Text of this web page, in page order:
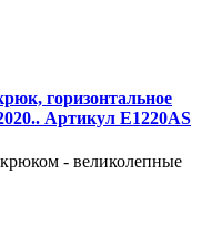
горизонтальное
Артикул E1220AS
- великолепные